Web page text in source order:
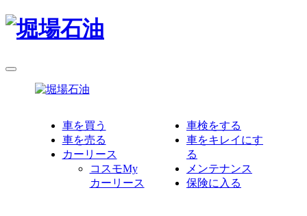
車を買う
車を売る
カーリース
コスモMy
カーリース
車検をする
車をキレイにす
る
メンテナンス
保険に入る